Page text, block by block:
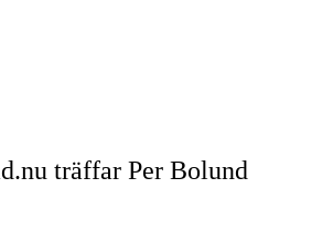
träffar Per Bolund